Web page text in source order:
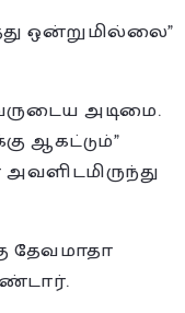
ஒன்றுமில்லை”
அடிமை.
ஆகட்டும்”
தேவமாதா